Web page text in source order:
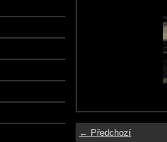
← Předchozí